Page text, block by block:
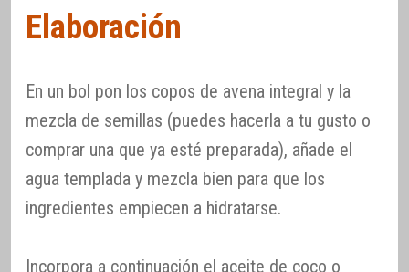
Elaboración
En un bol pon los copos de avena integral y la
mezcla de semillas (puedes hacerla a tu gusto o
comprar una que ya esté preparada), añade el
agua templada y mezcla bien para que los
ingredientes empiecen a hidratarse.
Incorpora a continuación el aceite de coco o